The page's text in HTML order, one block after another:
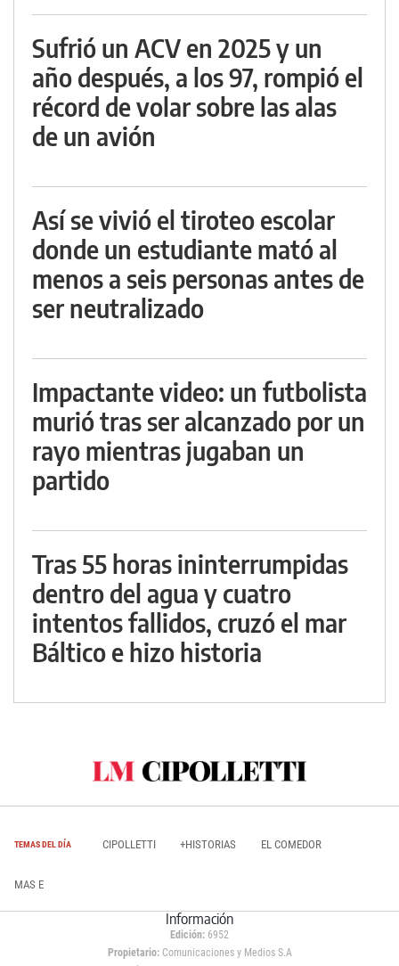
Sufrió un ACV en 2025 y un
año después, a los 97, rompió el
récord de volar sobre las alas
de un avión
Así se vivió el tiroteo escolar
donde un estudiante mató al
menos a seis personas antes de
ser neutralizado
Impactante video: un futbolista
murió tras ser alcanzado por un
rayo mientras jugaban un
partido
Tras 55 horas ininterrumpidas
dentro del agua y cuatro
intentos fallidos, cruzó el mar
Báltico e hizo historia
TEMAS DEL DÍA CIPOLLETTI +HISTORIAS EL COMEDOR
MAS E
Información
Edición: 6952
Propietario:Comunicaciones y Medios S.A